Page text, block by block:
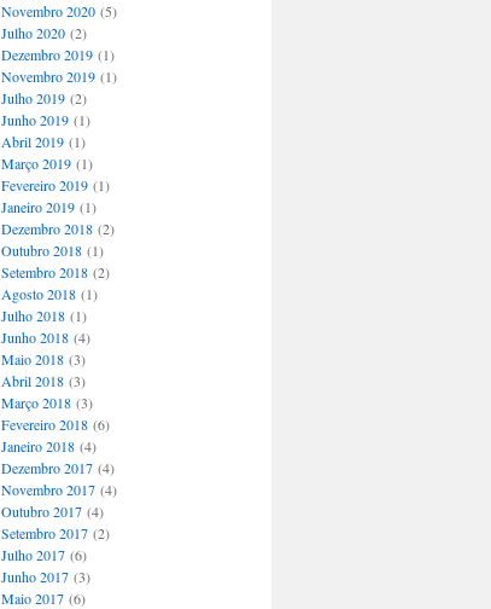
Novembro 2020(5)
Julho 2020(2)
Dezembro 2019(1)
Novembro 2019(1)
Julho 2019(2)
Junho 2019(1)
Abril 2019(1)
Março 2019(1)
Fevereiro 2019(1)
Janeiro 2019(1)
Dezembro 2018(2)
Outubro 2018(1)
Setembro 2018(2)
Agosto 2018(1)
Julho 2018(1)
Junho 2018(4)
Maio 2018(3)
Abril 2018(3)
Março 2018(3)
Fevereiro 2018(6)
Janeiro 2018(4)
Dezembro 2017(4)
Novembro 2017(4)
Outubro 2017(4)
Setembro 2017(2)
Julho 2017(6)
Junho 2017(3)
Maio 2017(6)